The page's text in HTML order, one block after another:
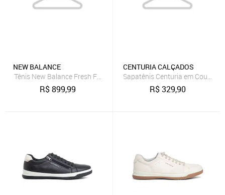
NEW BALANCE
Tênis New Balance Fresh Foam X More V6 Masculino
R$899,99
CENTURIA CALÇADOS
Sapatênis Centuria em Couro
R$329,90